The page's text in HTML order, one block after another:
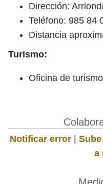
Dirección:
Teléfono: 985 84
Distancia
Turismo:
Oficina de
Notificar error |
a